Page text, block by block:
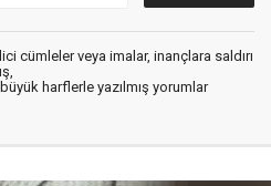
cümleler veya imalar, inançlara saldırı
harflerle yazılmış yorumlar